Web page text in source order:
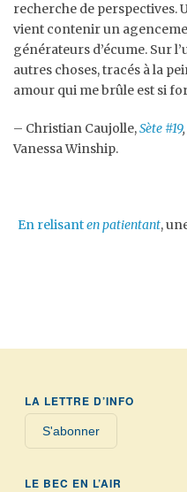
recherche de perspectives.
vient contenir un
générateurs d’écume. Sur
autres choses, tracés à la
amour qui me brûle est si
– Christian Caujolle,Sète #19,
Vanessa Winship.
En relisanten patientant,
LA LETTRE D’INFO
S'abonner
LE BEC EN L’AIR